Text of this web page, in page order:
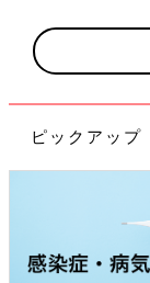
ピックアップ